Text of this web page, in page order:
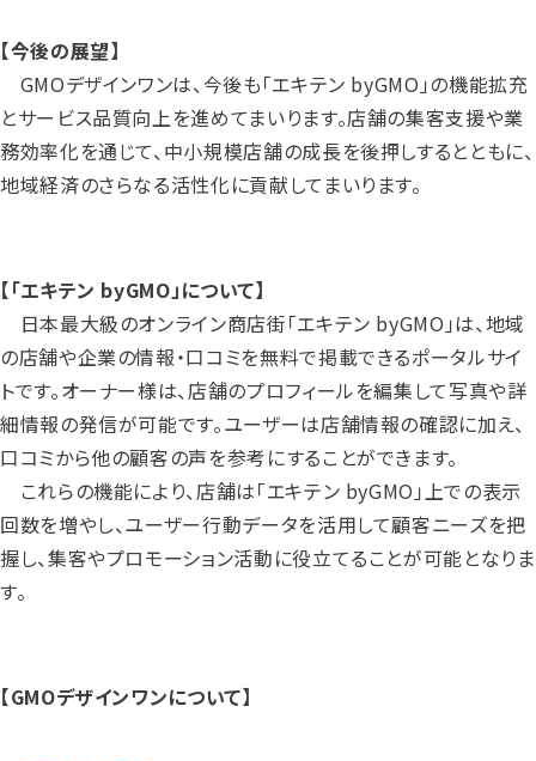
【今後の展望】
GMOデザインワンは、今後も「エキテン byGMO」の機能拡充
とサービス品質向上を進めてまいります。店舗の集客支援や業
務効率化を通じて、中小規模店舗の成長を後押しするとともに、
地域経済のさらなる活性化に貢献してまいります。
【「エキテン byGMO」について】
日本最大級のオンライン商店街「エキテン byGMO」は、地域
の店舗や企業の情報・口コミを無料で掲載できるポータルサイ
トです。オーナー様は、店舗のプロフィールを編集して写真や詳
細情報の発信が可能です。ユーザーは店舗情報の確認に加え、
口コミから他の顧客の声を参考にすることができます。
これらの機能により、店舗は「エキテン byGMO」上での表示
回数を増やし、ユーザー行動データを活用して顧客ニーズを把
握し、集客やプロモーション活動に役立てることが可能となりま
す。
【GMOデザインワンについて】